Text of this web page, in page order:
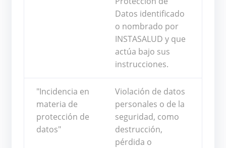
Datos identificado
o nombrado por
INSTASALUD y que
actúa bajo sus
instrucciones.
"Incidencia en
materia de
protección de
datos"
Violación de datos
personales o de la
seguridad, como
destrucción,
pérdida o